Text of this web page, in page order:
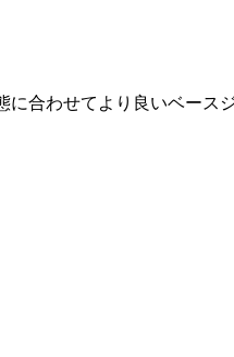
に合わせてより良いベース